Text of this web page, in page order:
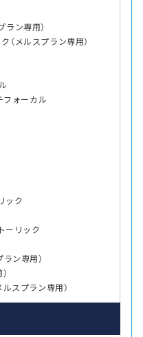
ン専用）
メルスプラン専用）
ォーカル
ック
ーリック
ン専用）
スプラン専用）